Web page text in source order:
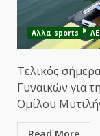
Αλλα sports
Τελικός
Γυναικών για
Ομίλου